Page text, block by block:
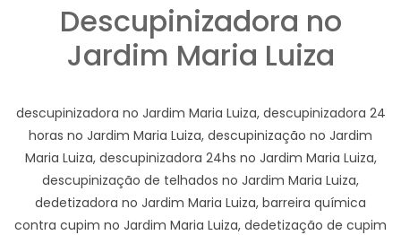
Descupinizadora no
Jardim Maria Luiza
descupinizadora no Jardim Maria Luiza, descupinizadora 24
horas no Jardim Maria Luiza, descupinização no Jardim
Maria Luiza, descupinizadora 24hs no Jardim Maria Luiza,
descupinização de telhados no Jardim Maria Luiza,
dedetizadora no Jardim Maria Luiza, barreira química
contra cupim no Jardim Maria Luiza, dedetização de cupim